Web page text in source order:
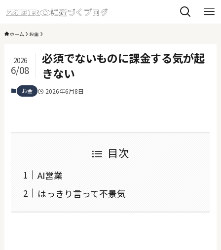
ホーム お金
必須でないものに課金する気が起
きない
2026
6/08
お金 2026年6月8日
目次
AI営業
はっきり言って不景気